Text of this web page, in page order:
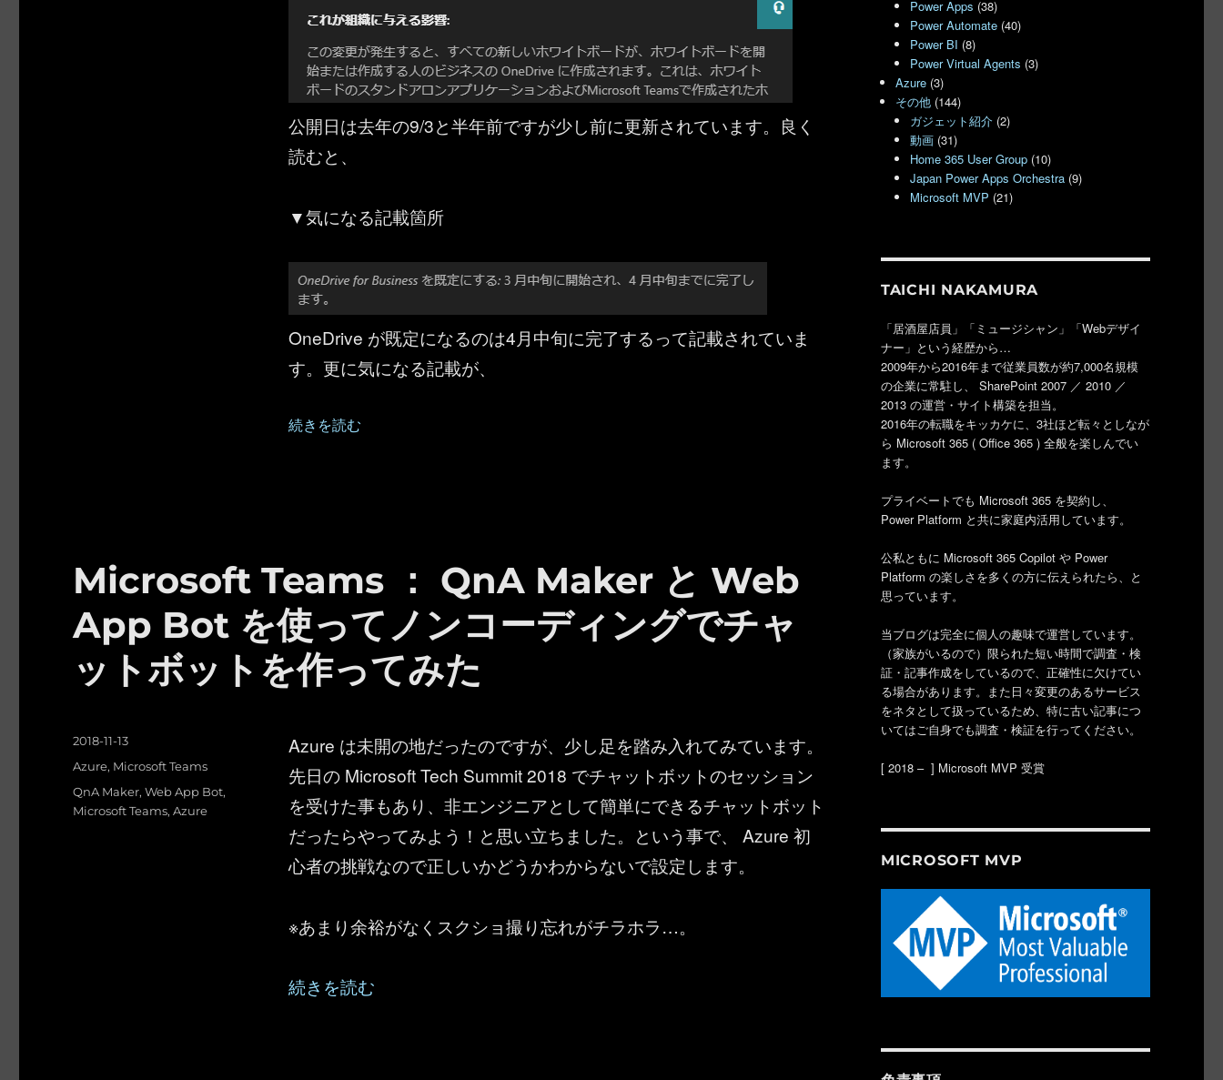
公開日は去年の9/3と半年前ですが少し前に更新されています。良く
読むと、
▼気になる記載箇所
OneDrive が既定になるのは4月中旬に完了するって記載されていま
す。更に気になる記載が、
“Microsoft Whiteboard ：ボードのデータを OneDrive に保存されるようにしてみた” の
続きを読む
Microsoft Teams ： QnA Maker と Web
App Bot を使ってノンコーディングでチャ
ットボットを作ってみた
Azure は未開の地だったのですが、少し足を踏み入れてみています。
先日の Microsoft Tech Summit 2018 でチャットボットのセッション
を受けた事もあり、非エンジニアとして簡単にできるチャットボット
だったらやってみよう！と思い立ちました。という事で、 Azure 初
心者の挑戦なので正しいかどうかわからないで設定します。
※あまり余裕がなくスクショ撮り忘れがチラホラ…。
“Microsoft Teams ： QnA Maker と Web App Bot を使ってノンコーディングでチャットボットを作ってみた” の
続きを読む
投
2018-11-13
カ
テ
Azure, Microsoft Teams
タ
グ
QnA Maker,Web App Bot,
Microsoft Teams,Azure
Power Apps (38)
Power Automate (40)
Power BI (8)
Power Virtual Agents (3)
Azure (3)
その他 (144)
ガジェット紹介 (2)
動画 (31)
Home 365 User Group (10)
Japan Power Apps Orchestra (9)
Microsoft MVP (21)
TAICHI NAKAMURA
「居酒屋店員」「ミュージシャン」「Webデザイ
ナー」という経歴から…
2009年から2016年まで従業員数が約7,000名規模
の企業に常駐し、 SharePoint 2007 ／ 2010 ／
2013 の運営・サイト構築を担当。
2016年の転職をキッカケに、3社ほど転々としなが
ら Microsoft 365 ( Office 365 ) 全般を楽しんでい
ます。
プライベートでも Microsoft 365 を契約し、
Power Platform と共に家庭内活用しています。
公私ともに Microsoft 365 Copilot や Power
Platform の楽しさを多くの方に伝えられたら、と
思っています。
当ブログは完全に個人の趣味で運営しています。
（家族がいるので）限られた短い時間で調査・検
証・記事作成をしているので、正確性に欠けてい
る場合があります。また日々変更のあるサービス
をネタとして扱っているため、特に古い記事につ
いてはご自身でも調査・検証を行ってください。
[ 2018 – ] Microsoft MVP 受賞
MICROSOFT MVP